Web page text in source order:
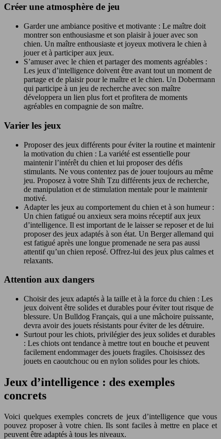
Créer une atmosphère de jeu
Garder une ambiance positive et motivante : Le maître doit
montrer son enthousiasme et son plaisir à jouer avec son
chien. Un maître enthousiaste et joyeux motivera le chien à
jouer et à participer aux jeux.
S’amuser avec le chien et partager des moments agréables :
Les jeux d’intelligence doivent être avant tout un moment de
partage et de plaisir pour le maître et le chien. Un Dobermann
qui participe à un jeu de recherche avec son maître
développera un lien plus fort et profitera de moments
agréables en compagnie de son maître.
Varier les jeux
Proposer des jeux différents pour éviter la routine et maintenir
la motivation du chien : La variété est essentielle pour
maintenir l’intérêt du chien et lui proposer des défis
stimulants. Ne vous contentez pas de jouer toujours au même
jeu. Proposez à votre Shih Tzu différents jeux de recherche,
de manipulation et de stimulation mentale pour le maintenir
motivé.
Adapter les jeux au comportement du chien et à son humeur :
Un chien fatigué ou anxieux sera moins réceptif aux jeux
d’intelligence. Il est important de le laisser se reposer et de lui
proposer des jeux adaptés à son état. Un Berger allemand qui
est fatigué après une longue promenade ne sera pas aussi
attentif qu’un chien reposé. Offrez-lui des jeux plus calmes et
relaxants.
Attention aux dangers
Choisir des jeux adaptés à la taille et à la force du chien : Les
jeux doivent être solides et durables pour éviter tout risque de
blessure. Un Bulldog Français, qui a une mâchoire puissante,
devra avoir des jouets résistants pour éviter de les détruire.
Surtout pour les chiots, privilégier des jeux solides et durables
: Les chiots ont tendance à mettre tout en bouche et peuvent
facilement endommager des jouets fragiles. Choisissez des
jouets en caoutchouc ou en nylon solides pour les chiots.
Jeux d’intelligence : des exemples
concrets
Voici quelques exemples concrets de jeux d’intelligence que vous
pouvez proposer à votre chien. Ils sont faciles à mettre en place et
peuvent être adaptés à tous les niveaux.